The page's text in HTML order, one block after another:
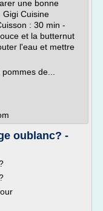
une bonne
Cuisine
: 30 min -
et la butternut
l'eau et mettre
de...
oublanc? -